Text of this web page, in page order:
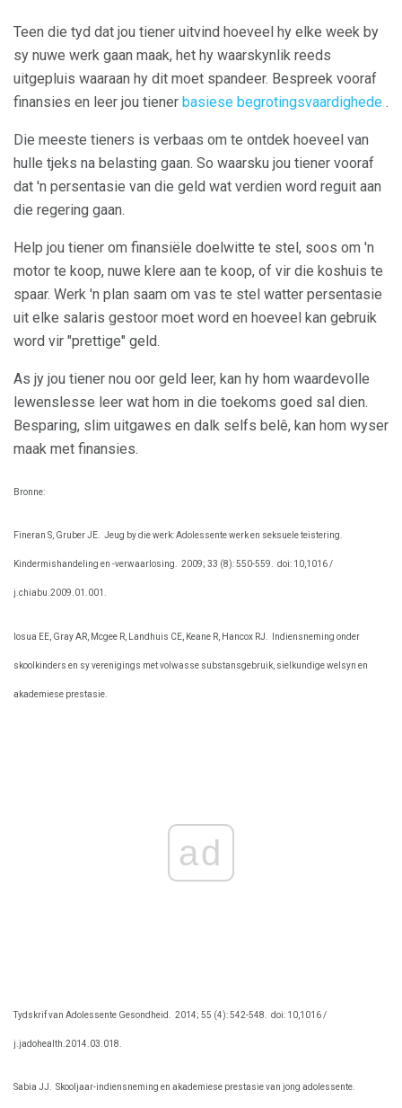
Teen die tyd dat jou tiener uitvind hoeveel hy elke week by
sy nuwe werk gaan maak, het hy waarskynlik reeds
uitgepluis waaraan hy dit moet spandeer. Bespreek vooraf
finansies en leer jou tiener basiese begrotingsvaardighede .
Die meeste tieners is verbaas om te ontdek hoeveel van
hulle tjeks na belasting gaan. So waarsku jou tiener vooraf
dat 'n persentasie van die geld wat verdien word reguit aan
die regering gaan.
Help jou tiener om finansiële doelwitte te stel, soos om 'n
motor te koop, nuwe klere aan te koop, of vir die koshuis te
spaar. Werk 'n plan saam om vas te stel watter persentasie
uit elke salaris gestoor moet word en hoeveel kan gebruik
word vir "prettige" geld.
As jy jou tiener nou oor geld leer, kan hy hom waardevolle
lewenslesse leer wat hom in die toekoms goed sal dien.
Besparing, slim uitgawes en dalk selfs belê, kan hom wyser
maak met finansies.
Bronne:
Fineran S, Gruber JE. Jeug by die werk: Adolessente werk en seksuele teistering.
Kindermishandeling en -verwaarlosing. 2009; 33 (8): 550-559. doi: 10,1016 /
j.chiabu.2009.01.001.
Iosua EE, Gray AR, Mcgee R, Landhuis CE, Keane R, Hancox RJ. Indiensneming onder
skoolkinders en sy verenigings met volwasse substansgebruik, sielkundige welsyn en
akademiese prestasie.
ad
Tydskrif van Adolessente Gesondheid. 2014; 55 (4): 542-548. doi: 10,1016 /
j.jadohealth.2014.03.018.
Sabia JJ. Skooljaar-indiensneming en akademiese prestasie van jong adolessente.